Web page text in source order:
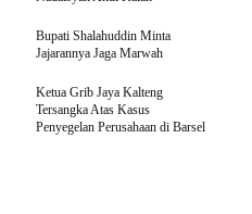
Bupati Shalahuddin Minta
Jajarannya Jaga Marwah
Ketua Grib Jaya Kalteng
Tersangka Atas Kasus
Penyegelan Perusahaan di Barsel